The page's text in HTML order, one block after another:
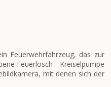
Feuerwehrfahrzeug, das zur
Feuerlösch - Kreiselpumpe
mit denen sich der